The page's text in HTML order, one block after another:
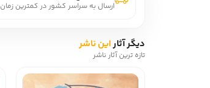
ارسال به سراسر کشور در کمترین زمان
دیگر آثاراین ناشر
تازه ترین آثار ناشر